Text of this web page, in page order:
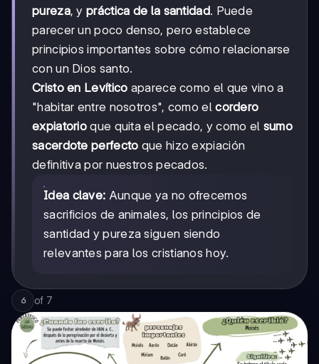
pureza, ypráctica de la santidad. Puede
parecer un poco denso, pero establece
principios importantes sobre cómo relacionarse
con un Dios santo.
Cristo en Levítico aparece como el que vino a
"habitar entre nosotros", como elcordero
expiatorio que quita el pecado, y como el sumo
sacerdote perfecto que hizo expiación
definitiva por nuestros pecados.
Idea clave: Aunque ya no ofrecemos
sacrificios de animales, los principios de
santidad y pureza siguen siendo
relevantes para los cristianos hoy.
6 of 7